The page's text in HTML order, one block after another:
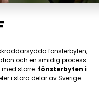
fönsterbyten,
och en smidig process
med större fönsterbyten i
i stora delar av Sverige.